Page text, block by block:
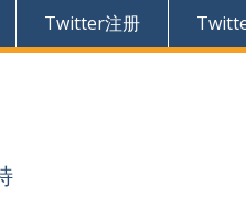
Twitter注册